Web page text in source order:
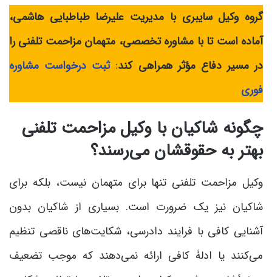
گروه وکیل سایبری با مدیریت علیرضا طباطبایی هاشمی،
آماده است تا با مشاورۀ تخصصی، متهمان مزاحمت تلفنی را
در مسیر دفاع مؤثر همراهی کند:ثبت درخواست مشاوره
فوری
چگونه شاکیان با وکیل مزاحمت تلفنی
بهتر به حقوقشان می‌رسند؟
وکیل مزاحمت تلفنی تنها برای متهمان نیست، بلکه برای
شاکیان نیز یک ضرورت است. بسیاری از شاکیان بدون
آشنایی کافی با فرایند دادرسی، شکایت‌های ناقصی تنظیم
می‌کنند یا ادلۀ کافی ارائه نمی‌دهند که موجب تضعیف